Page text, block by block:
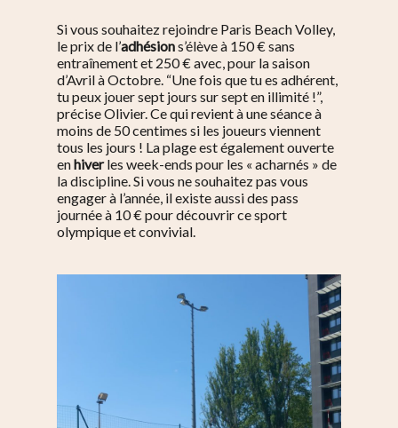
Si vous souhaitez rejoindre Paris Beach Volley,
le prix de l’adhésions’élève à 150 € sans
entraînement et 250 € avec, pour la saison
d’Avril à Octobre. “Une fois que tu es adhérent,
tu peux jouer sept jours sur sept en illimité !”,
précise Olivier. Ce qui revient à une séance à
moins de 50 centimes si les joueurs viennent
tous les jours ! La plage est également ouverte
enhiverles week-ends pour les « acharnés » de
la discipline. Si vous ne souhaitez pas vous
engager à l’année, il existe aussi des pass
journée à 10 € pour découvrir ce sport
olympique et convivial.